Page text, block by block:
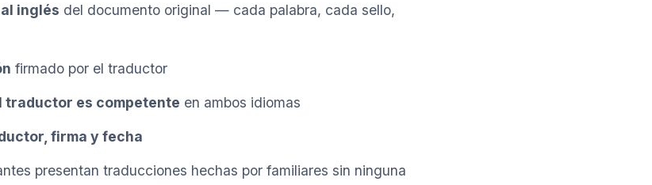
inglés del documento original — cada palabra, cada sello,
firmado por el traductor
traductor es competente en ambos idiomas
firma y fecha
presentan traducciones hechas por familiares sin ninguna